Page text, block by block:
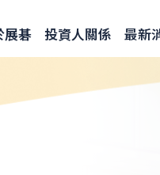
展碁 投資人關係 最新